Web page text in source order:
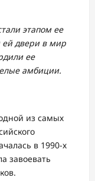
этапом ее
ей двери в мир
ее
амбиции.
из самых
в 1990-х
завоевать